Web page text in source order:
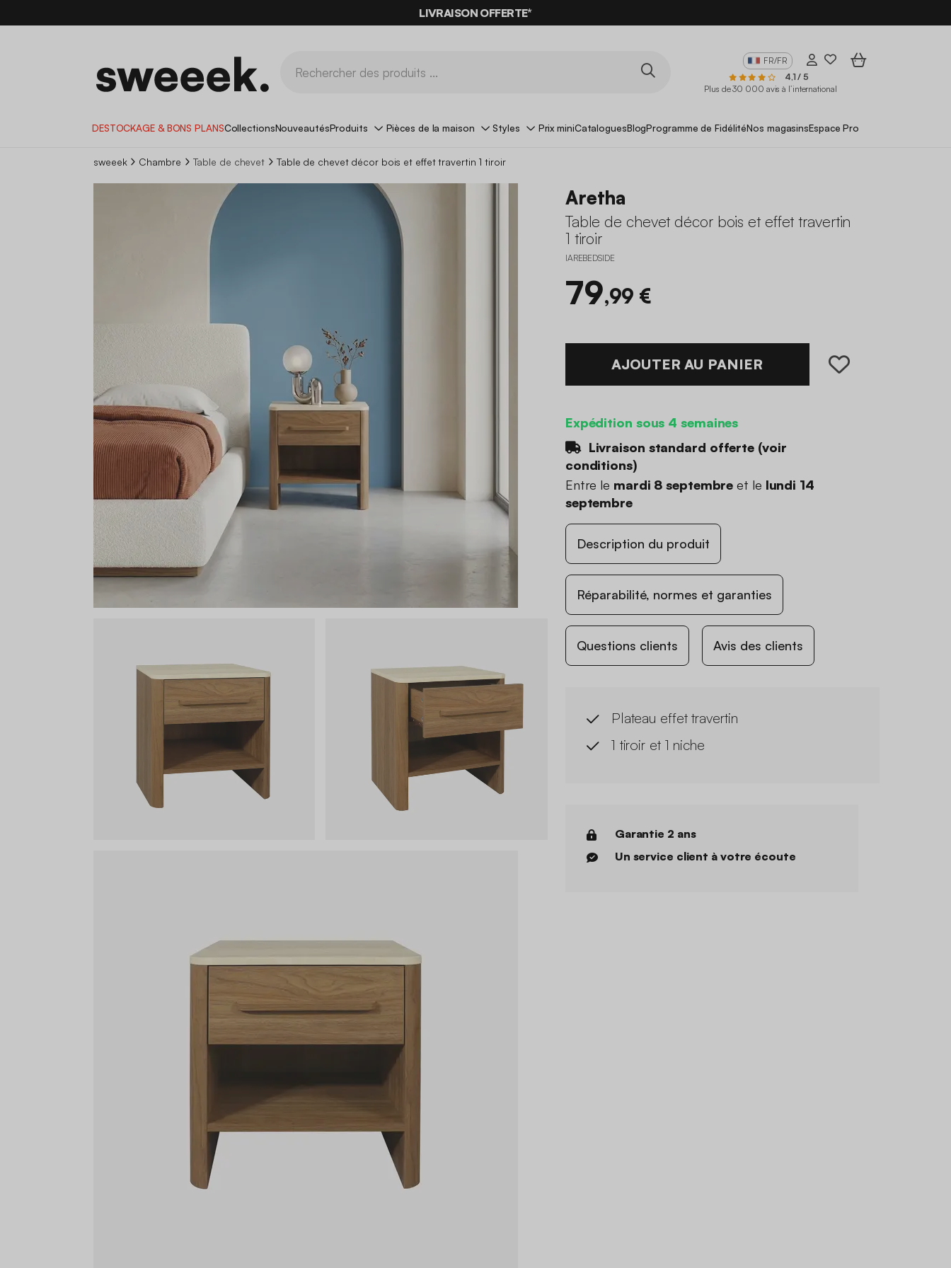
LIVRAISON OFFERTE*
FR/FR
4,1 / 5
Plus de 30 000 avis à l’international
DESTOCKAGE & BONS PLANSCollectionsNouveautésProduits Pièces de la maison Styles Prix miniCataloguesBlogProgramme de FidélitéNos magasinsEspace Pro
sweeek Chambre Table de chevet Table de chevet décor bois et effet travertin 1 tiroir
Aretha
Table de chevet décor bois et effet travertin
1 tiroir
IAREBEDSIDE
79,99 €
AJOUTER AU PANIER
Expédition sous 4 semaines
Livraison standard offerte (voir
conditions)
Entre le mardi 8 septembre et le lundi 14
septembre
Description du produit
Réparabilité, normes et garanties
Questions clients Avis des clients
Plateau effet travertin
1 tiroir et 1 niche
Garantie 2 ans
Un service client à votre écoute